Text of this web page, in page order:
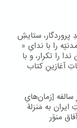
پروردگار، ستایشِ
را با ندایِ «
را تکرار، و با
آغازینِ کتاب
[زمان‌هایِ
به مَنزلۀ
منوّر